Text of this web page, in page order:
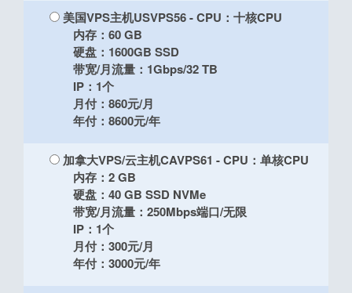
美国VPS主机USVPS56- CPU：十核CPU
内存：60 GB
硬盘：1600GB SSD
带宽/月流量：1Gbps/32 TB
IP：1个
月付：860元/月
年付：8600元/年
加拿大VPS/云主机CAVPS61 - CPU：单核CPU
内存：2 GB
硬盘：40 GB SSD NVMe
带宽/月流量：250Mbps端口/无限
IP：1个
月付：300元/月
年付：3000元/年